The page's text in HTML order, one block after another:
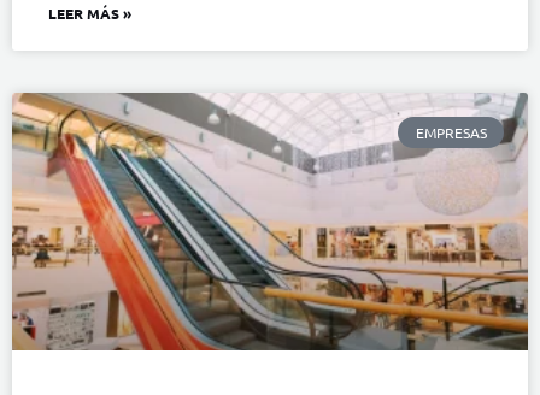
LEER MÁS »
EMPRESAS